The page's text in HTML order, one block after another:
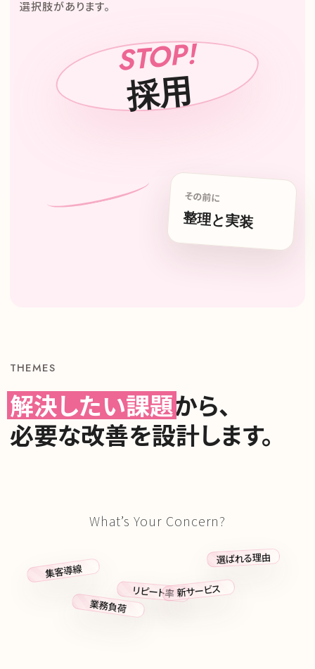
選択肢があります。
STOP!
採用
その前に
整理と実装
THEMES
解決したい課題から、
必要な改善を設計します。
What’s Your Concern?
集客導線
リピート率
選ばれる理由
業務負荷
新サービス